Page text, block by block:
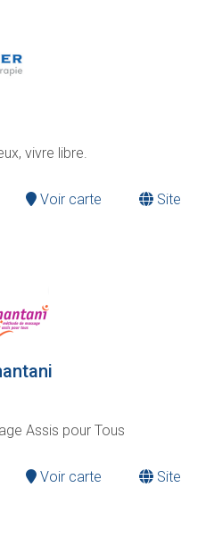
vivre libre.
Voir carte
Site
Assis pour Tous
Voir carte
Site